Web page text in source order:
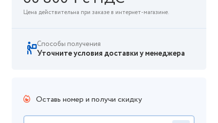
Цена действительна при заказе в интернет-магазине.
Способы получения
Уточните условия доставки у менеджера
Оставь номер и получи скидку